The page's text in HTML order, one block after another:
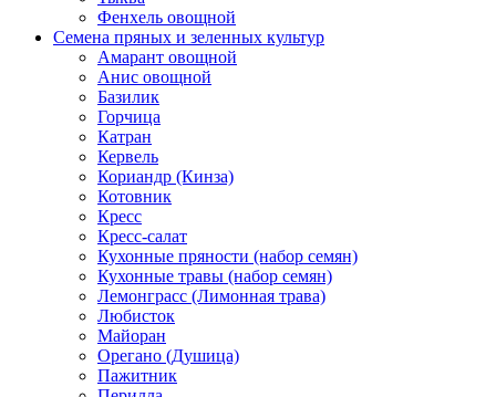
Фенхель овощной
Семена пряных и зеленных культур
Амарант овощной
Анис овощной
Базилик
Горчица
Катран
Кервель
Кориандр (Кинза)
Котовник
Кресс
Кресс-салат
Кухонные пряности (набор семян)
Кухонные травы (набор семян)
Лемонграсс (Лимонная трава)
Любисток
Майоран
Орегано (Душица)
Пажитник